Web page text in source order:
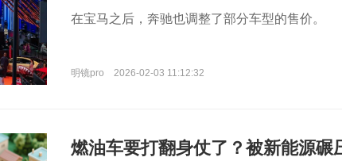
自我调整
在宝马之后，奔驰也调整了部分车型的售价。
明镜pro 2026-02-03 11:12:32
燃油车要打翻身仗了？被新能源碾